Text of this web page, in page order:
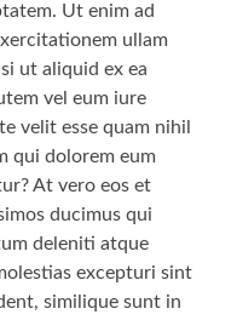
Ut enim ad
ullam
ut aliquid ex ea
vel eum iure
velit esse quam nihil
qui dolorem eum
At vero eos et
ducimus qui
deleniti atque
excepturi sint
similique sunt in